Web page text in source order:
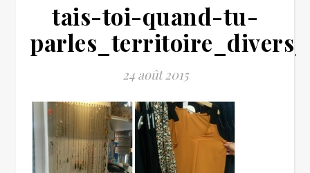
tais-toi-quand-tu-
24 août 2015